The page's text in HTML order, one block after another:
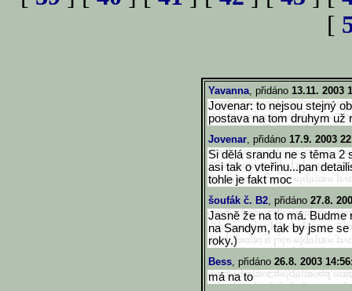
[
Yavanna, přidáno 13.11. 2003
Jovenar: to nejsou stejný
postava na tom druhym už
Jovenar, přidáno 17.9. 2003
Si dělá srandu ne s těma 2
asi tak o vteřinu...pan
tohle je fakt moc
šoufák č. B2, přidáno 27.8.
Jasně že na to má. Budme
na Sandym, tak by jsme
roky.)
Bess, přidáno 26.8. 2003
má na to